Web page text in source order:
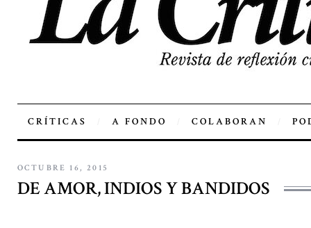
CRÍTICAS A FONDO COLABORAN
OCTUBRE 16, 2015
DE AMOR, INDIOS Y BANDIDOS